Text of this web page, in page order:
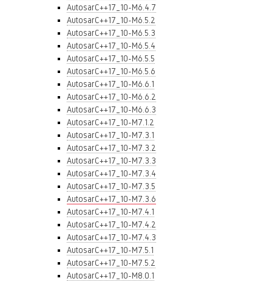
AutosarC++17_10-M6.4.7
AutosarC++17_10-M6.5.2
AutosarC++17_10-M6.5.3
AutosarC++17_10-M6.5.4
AutosarC++17_10-M6.5.5
AutosarC++17_10-M6.5.6
AutosarC++17_10-M6.6.1
AutosarC++17_10-M6.6.2
AutosarC++17_10-M6.6.3
AutosarC++17_10-M7.1.2
AutosarC++17_10-M7.3.1
AutosarC++17_10-M7.3.2
AutosarC++17_10-M7.3.3
AutosarC++17_10-M7.3.4
AutosarC++17_10-M7.3.5
AutosarC++17_10-M7.3.6
AutosarC++17_10-M7.4.1
AutosarC++17_10-M7.4.2
AutosarC++17_10-M7.4.3
AutosarC++17_10-M7.5.1
AutosarC++17_10-M7.5.2
AutosarC++17_10-M8.0.1